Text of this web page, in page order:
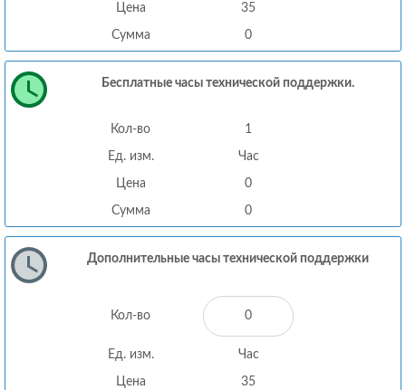
Цена 35
Сумма 0
Бесплатные часы технической поддержки.
Кол-во 1
Ед. изм. Час
Цена 0
Сумма 0
Дополнительные часы технической поддержки
Кол-во
Ед. изм. Час
Цена 35